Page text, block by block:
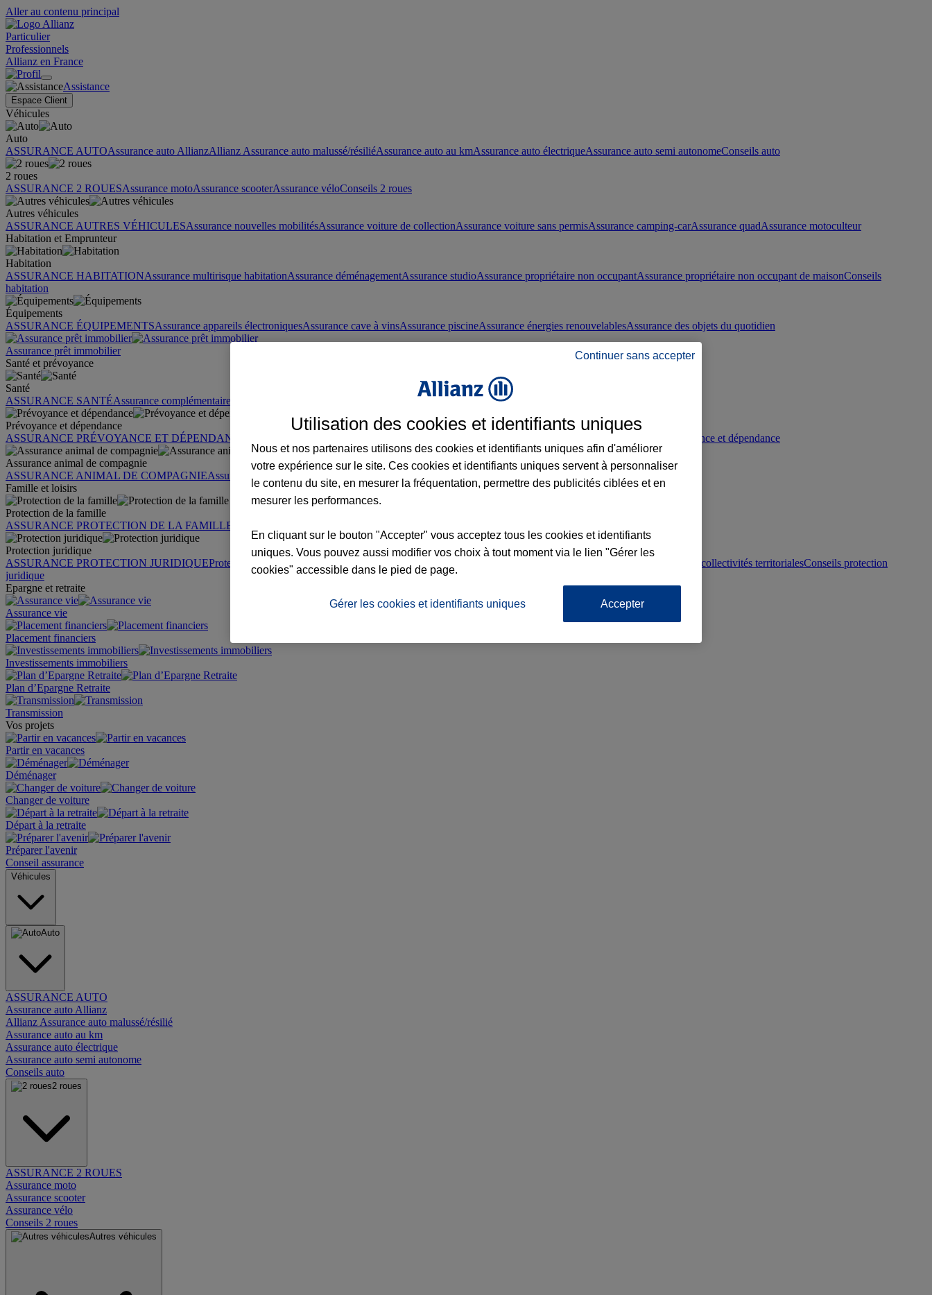
Aller au contenu principal
Particulier
Professionnels
Allianz en France
Assistance
Espace Client
Véhicules
Auto
ASSURANCE AUTOAssurance auto AllianzAllianz Assurance auto malussé/résiliéAssurance auto au kmAssurance auto électriqueAssurance auto semi autonomeConseils auto
2 roues
ASSURANCE 2 ROUESAssurance motoAssurance scooterAssurance véloConseils 2 roues
Autres véhicules
ASSURANCE AUTRES VÉHICULESAssurance nouvelles mobilitésAssurance voiture de collectionAssurance voiture sans permisAssurance camping-carAssurance quadAssurance motoculteur
Habitation et Emprunteur
Habitation
ASSURANCE HABITATIONAssurance multirisque habitationAssurance déménagementAssurance studioAssurance propriétaire non occupantAssurance propriétaire non occupant de maisonConseils
habitation
Équipements
ASSURANCE ÉQUIPEMENTSAssurance appareils électroniquesAssurance cave à vinsAssurance piscineAssurance énergies renouvelablesAssurance des objets du quotidien
Assurance prêt immobilier
Santé et prévoyance
Santé
ASSURANCE SANTÉAssurance complémentaire santé Conseils santé
Prévoyance et dépendance
ASSURANCE PRÉVOYANCE ET DÉPENDANCE
Conseils prévoyance et dépendance
Assurance animal de compagnie
ASSURANCE ANIMAL DE COMPAGNIEAssurance chien Assurance chat
Conseils animal de compagnie
Famille et loisirs
Protection de la famille
ASSURANCE PROTECTION DE LA FAMILLE
Protection juridique
ASSURANCE PROTECTION JURIDIQUEProtection juridique particuliers Protection juridique immobilière Protection juridique collectivités territorialesConseils protection
juridique
Epargne et retraite
Assurance vie
Placement financiers
Investissements immobiliers
Plan d’Epargne Retraite
Transmission
Vos projets
Partir en vacances
Déménager
Changer de voiture
Départ à la retraite
Préparer l'avenir
Conseil assurance
Véhicules
Auto
ASSURANCE AUTO
Assurance auto Allianz
Allianz Assurance auto malussé/résilié
Assurance auto au km
Assurance auto électrique
Assurance auto semi autonome
Conseils auto
2 roues
ASSURANCE 2 ROUES
Assurance moto
Assurance scooter
Assurance vélo
Conseils 2 roues
Autres véhicules
Continuer sans accepter
Utilisation des cookies et identifiants uniques
Nous et nos partenaires utilisons des cookies et identifiants uniques afin d'améliorer
votre expérience sur le site. Ces cookies et identifiants uniques servent à personnaliser
le contenu du site, en mesurer la fréquentation, permettre des publicités ciblées et en
mesurer les performances.
En cliquant sur le bouton "Accepter" vous acceptez tous les cookies et identifiants
uniques. Vous pouvez aussi modifier vos choix à tout moment via le lien "Gérer les
cookies" accessible dans le pied de page.
Gérer les cookies et identifiants uniques Accepter